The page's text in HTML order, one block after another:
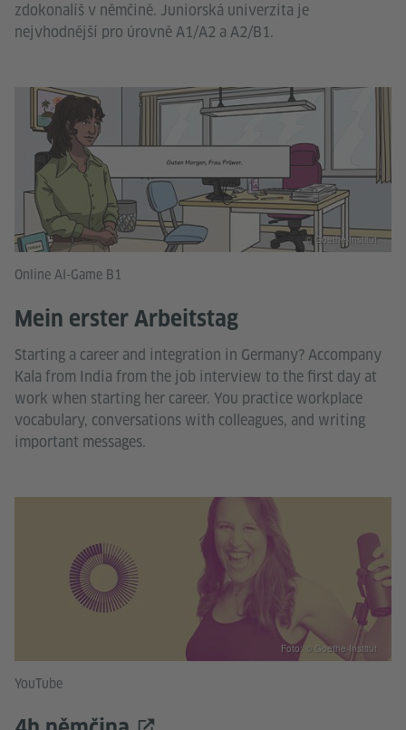
zdokonalíš v němčině. Juniorská univerzita je
nejvhodnější pro úrovně A1/A2 a A2/B1.
Online AI-Game B1
Mein erster Arbeitstag
Starting a career and integration in Germany? Accompany
Kala from India from the job interview to the first day at
work when starting her career. You practice workplace
vocabulary, conversations with colleagues, and writing
important messages.
© Goethe-Institut
YouTube
Foto: © Goethe-Institut